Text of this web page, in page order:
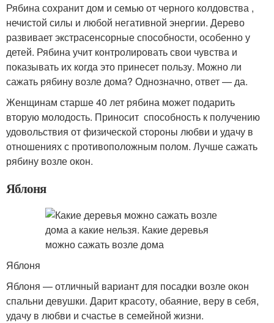
Рябина сохранит дом и семью от черного колдовства ,
нечистой силы и любой негативной энергии. Дерево
развивает экстрасенсорные способности, особенно у
детей. Рябина учит контролировать свои чувства и
показывать их когда это принесет пользу. Можно ли
сажать рябину возле дома? Однозначно, ответ — да.
Женщинам старше 40 лет рябина может подарить
вторую молодость. Приносит способность к получению
удовольствия от физической стороны любви и удачу в
отношениях с противоположным полом. Лучше сажать
рябину возле окон.
Яблоня
Яблоня
Яблоня — отличный вариант для посадки возле окон
спальни девушки. Дарит красоту, обаяние, веру в себя,
удачу в любви и счастье в семейной жизни.